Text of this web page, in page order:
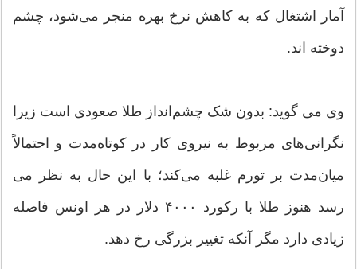
آمار اشتغال که به کاهش‌ نرخ بهره منجر می‌شود، چشم
دوخته اند.
وی می گوید: بدون شک چشم‌انداز طلا صعودی است زیرا
نگرانی‌های مربوط به نیروی کار در کوتاه‌مدت و احتمالاً
میان‌مدت بر تورم غلبه می‌کند؛ با این حال به نظر می
رسد هنوز طلا با رکورد ۴۰۰۰ دلار در هر اونس فاصله
زیادی دارد مگر آنکه تغییر بزرگی رخ دهد.